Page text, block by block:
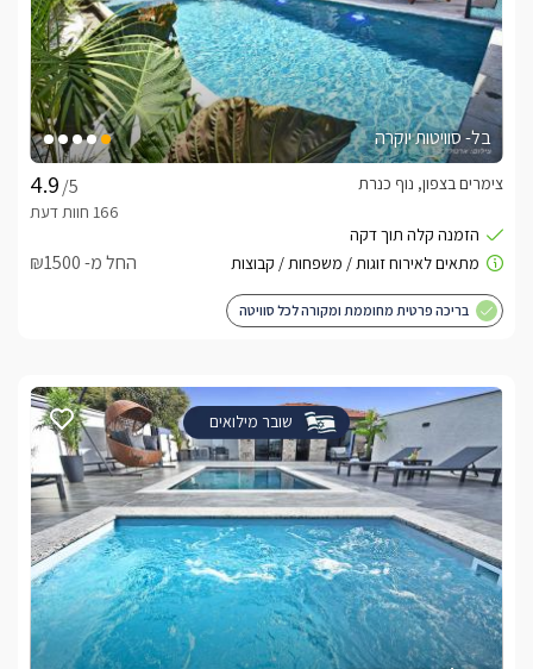
בל- סוויטות יוקרה
/5
צימרים בצפון, נוף כנרת
החל מ- ₪1500
בריכה פרטית מחוממת ומקורה לכל סוויטה
שובר מילואים